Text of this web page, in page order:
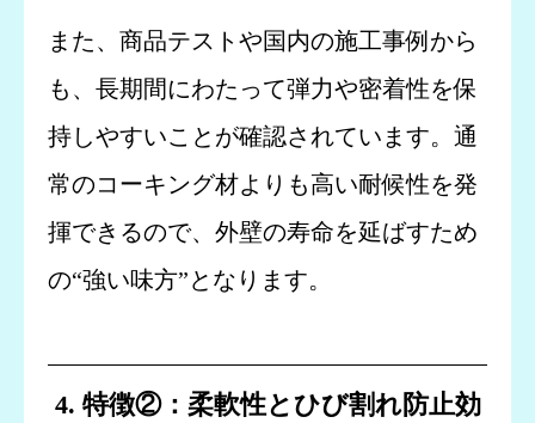
また、商品テストや国内の施工事例から
も、長期間にわたって弾力や密着性を保
持しやすいことが確認されています。通
常のコーキング材よりも高い耐候性を発
揮できるので、外壁の寿命を延ばすため
の“強い味方”となります。
4. 特徴②：柔軟性とひび割れ防止効